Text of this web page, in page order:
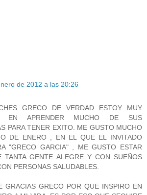
de 2012 a las 20:26
GRECO DE VERDAD ESTOY MUY
EN APRENDER MUCHO DE SUS
PARA TENER EXITO. ME GUSTO MUCHO
DE ENERO , EN EL QUE EL INVITADO
"GRECO GARCIA" , ME GUSTO ESTAR
TANTA GENTE ALEGRE Y CON SUEÑOS
PERSONAS SALUDABLES.
GRACIAS GRECO POR QUE INSPIRO EN